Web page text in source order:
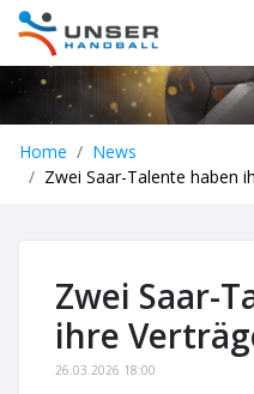
Home
News
Zwei Saar-Talente haben
Zwei Saar-
ihre
26.03.2026 18:00